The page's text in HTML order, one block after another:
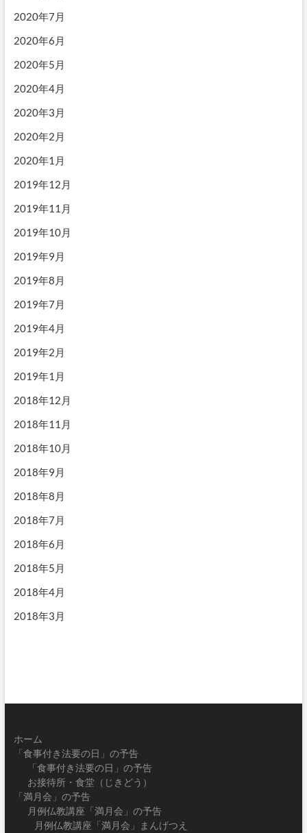
2020年7月
2020年6月
2020年5月
2020年4月
2020年3月
2020年2月
2020年1月
2019年12月
2019年11月
2019年10月
2019年9月
2019年8月
2019年7月
2019年4月
2019年2月
2019年1月
2018年12月
2018年11月
2018年10月
2018年9月
2018年8月
2018年7月
2018年6月
2018年5月
2018年4月
2018年3月
ホーム
「食事付き法要の日」の予告
「食事付き法要の日」の予告
お接待所・食堂（じきどう）
「満月会」の予告
月例仏教講座「満月会」の予告
月例仏教講座「満月会」まんげつえ